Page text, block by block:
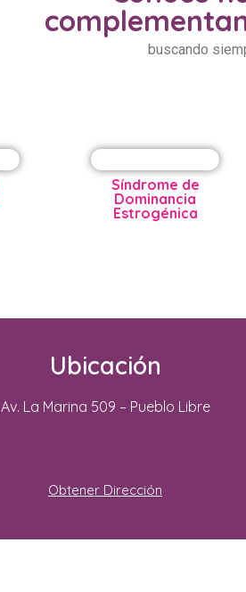
buscando
Síndrome de
Dominancia
Estrogénica
Ubicación
Av. La Marina 509 – Pueblo Libre
Obtener Dirección